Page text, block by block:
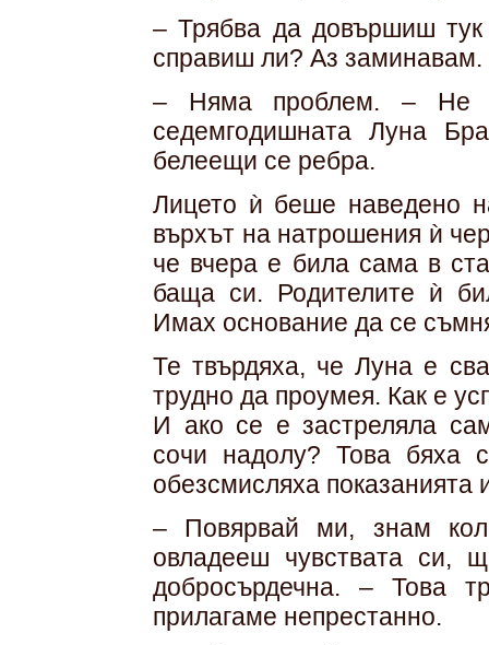
– Трябва да довършиш
справиш ли? Аз заминавам.
– Няма проблем. – Не
седемгодишната Луна
белеещи се ребра.
Лицето ѝ беше наведено
върхът на натрошения ѝ
че вчера е била сама в
баща си. Родителите ѝ
Имах основание да се
Те твърдяха, че Луна е
трудно да проумея. Как е
И ако се е застреляла
сочи надолу? Това бяха
обезсмисляха показанията
– Повярвай ми, знам
овладееш чувствата си,
добросърдечна. – Това
прилагаме непрестанно.